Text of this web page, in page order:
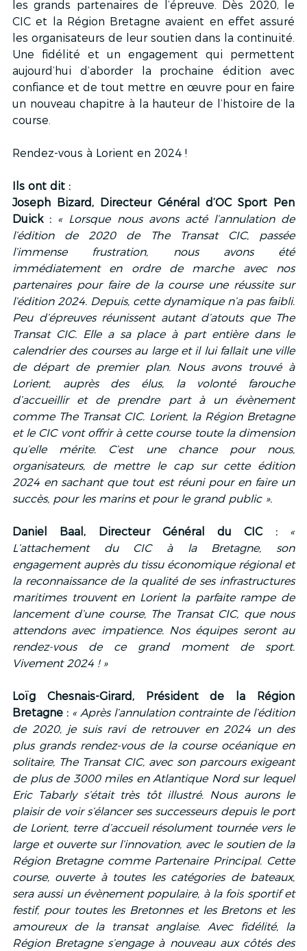
les grands partenaires de l’épreuve. Dès 2020, le
CIC et la Région Bretagne avaient en effet assuré
les organisateurs de leur soutien dans la continuité.
Une fidélité et un engagement qui permettent
aujourd’hui d’aborder la prochaine édition avec
confiance et de tout mettre en œuvre pour en faire
un nouveau chapitre à la hauteur de l’histoire de la
course.
Rendez-vous à Lorient en 2024 !
Ils ont dit :
Joseph Bizard, Directeur Général d’OC Sport Pen
Duick : « Lorsque nous avons acté l’annulation de
l’édition de 2020 de The Transat CIC, passée
l’immense frustration, nous avons été
immédiatement en ordre de marche avec nos
partenaires pour faire de la course une réussite sur
l’édition 2024. Depuis, cette dynamique n’a pas faibli.
Peu d’épreuves réunissent autant d’atouts que The
Transat CIC. Elle a sa place à part entière dans le
calendrier des courses au large et il lui fallait une ville
de départ de premier plan. Nous avons trouvé à
Lorient, auprès des élus, la volonté farouche
d’accueillir et de prendre part à un évènement
comme The Transat CIC. Lorient, la Région Bretagne
et le CIC vont offrir à cette course toute la dimension
qu’elle mérite. C’est une chance pour nous,
organisateurs, de mettre le cap sur cette édition
2024 en sachant que tout est réuni pour en faire un
succès, pour les marins et pour le grand public ».
Daniel Baal, Directeur Général du CIC :
«
L’attachement du CIC à la Bretagne, son
engagement auprès du tissu économique régional et
la reconnaissance de la qualité de ses infrastructures
maritimes trouvent en Lorient la parfaite rampe de
lancement d’une course, The Transat CIC, que nous
attendons avec impatience. Nos équipes seront au
rendez-vous de ce grand moment de sport.
Vivement 2024 ! »
Loïg Chesnais-Girard, Président de la Région
Bretagne : « Après l’annulation contrainte de l’édition
de 2020, je suis ravi de retrouver en 2024 un des
plus grands rendez-vous de la course océanique en
solitaire, The Transat CIC, avec son parcours exigeant
de plus de 3000 miles en Atlantique Nord sur lequel
Eric Tabarly s’était très tôt illustré. Nous aurons le
plaisir de voir s’élancer ses successeurs depuis le port
de Lorient, terre d’accueil résolument tournée vers le
large et ouverte sur l’innovation, avec le soutien de la
Région Bretagne comme Partenaire Principal. Cette
course, ouverte à toutes les catégories de bateaux,
sera aussi un évènement populaire, à la fois sportif et
festif, pour toutes les Bretonnes et les Bretons et les
amoureux de la transat anglaise. Avec fidélité, la
Région Bretagne s’engage à nouveau aux côtés des